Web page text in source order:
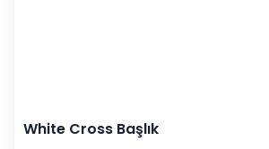
White Cross Başlık